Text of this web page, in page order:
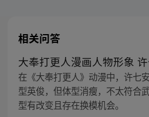
相关问答
大奉打更人漫画人物形象
在《大奉打更人》动漫中，许七
型英俊，但体型消瘦，不太符合
型有改变且存在换模机会。